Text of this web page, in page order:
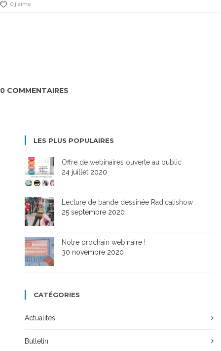
0 j'aime
0 COMMENTAIRES
LES PLUS POPULAIRES
Offre de webinaires ouverte au public
24 juillet 2020
Lecture de bande dessinée Radicalishow
25 septembre 2020
Notre prochain webinaire !
30 novembre 2020
CATÉGORIES
Actualités
Bulletin